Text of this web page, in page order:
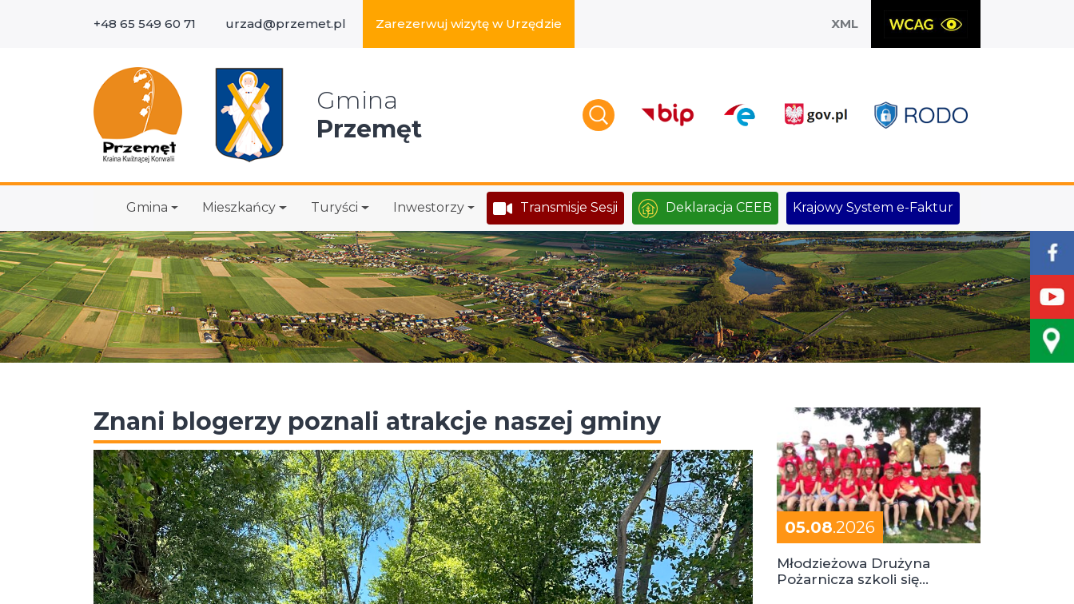
+48 65 549 60 71 urzad@przemet.pl Zarezerwuj wizytę w Urzędzie XML
Gmina
Przemęt
Gmina Mieszkańcy Turyści Inwestorzy Transmisje Sesji Deklaracja CEEB Krajowy System e-Faktur
Znani blogerzy poznali atrakcje naszej gminy
05.08.2026
Młodzieżowa Drużyna
Pożarnicza szkoli się
Wyszukaj w serwisie